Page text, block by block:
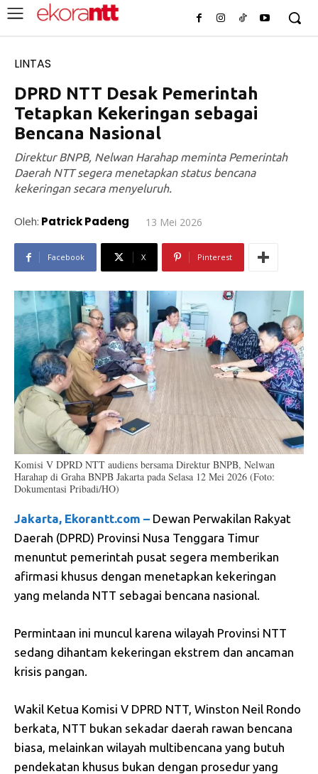
LINTAS
DPRD NTT Desak Pemerintah
Tetapkan Kekeringan sebagai
Bencana Nasional
Direktur BNPB, Nelwan Harahap meminta Pemerintah
Daerah NTT segera menetapkan status bencana
kekeringan secara menyeluruh.
Oleh: Patrick Padeng 13 Mei 2026
Facebook X Pinterest
Komisi V DPRD NTT audiens bersama Direktur BNPB, Nelwan
Harahap di Graha BNPB Jakarta pada Selasa 12 Mei 2026 (Foto:
Dokumentasi Pribadi/HO)
Jakarta, Ekorantt.com – Dewan Perwakilan Rakyat
Daerah (DPRD) Provinsi Nusa Tenggara Timur
menuntut pemerintah pusat segera memberikan
afirmasi khusus dengan menetapkan kekeringan
yang melanda NTT sebagai bencana nasional.
Permintaan ini muncul karena wilayah Provinsi NTT
sedang dihantam kekeringan ekstrem dan ancaman
krisis pangan.
Wakil Ketua Komisi V DPRD NTT, Winston Neil Rondo
berkata, NTT bukan sekadar daerah rawan bencana
biasa, melainkan wilayah multibencana yang butuh
pendekatan khusus bukan dengan prosedur yang